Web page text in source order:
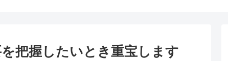
把握したいとき重宝します